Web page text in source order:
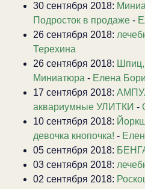
30 сентября 2018:
Подросток в продаже -
26 сентября 2018:
Терехина
26 сентября 2018: Шпиц,
Миниатюра - Елена
17 сентября 2018:
аквариумные УЛИТКИ -
10 сентября 2018:
девочка кнопочка! -
05 сентября 2018:
03 сентября 2018:
02 сентября 2018: